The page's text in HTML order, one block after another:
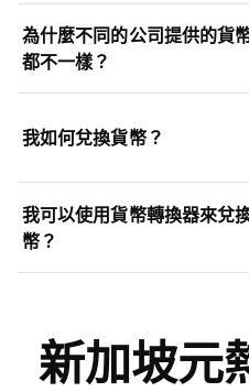
為什麼不同的公司提供的貨
都不一樣？
我如何兌換貨幣？
我可以使用貨幣轉換器來兌
幣？
新加坡元